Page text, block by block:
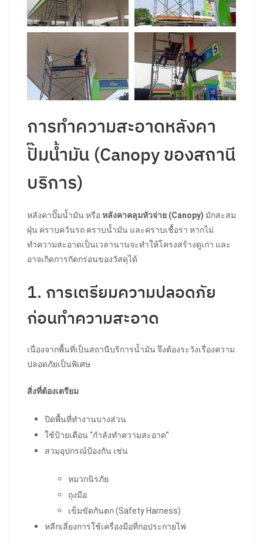
การทำความสะอาดหลังคา
ปั๊มน้ำมัน (Canopy ของสถานี
บริการ)
หลังคาปั๊มน้ำมัน หรือหลังคาคลุมหัวจ่าย (Canopy) มักสะสม
ฝุ่น คราบควันรถ คราบน้ำมัน และคราบเชื้อรา หากไม่
ทำความสะอาดเป็นเวลานานจะทำให้โครงสร้างดูเก่า และ
อาจเกิดการกัดกร่อนของวัสดุได้
1. การเตรียมความปลอดภัย
ก่อนทำความสะอาด
เนื่องจากพื้นที่เป็นสถานีบริการน้ำมัน จึงต้องระวังเรื่องความ
ปลอดภัยเป็นพิเศษ
สิ่งที่ต้องเตรียม
ปิดพื้นที่ทำงานบางส่วน
ใช้ป้ายเตือน “กำลังทำความสะอาด”
สวมอุปกรณ์ป้องกัน เช่น
หมวกนิรภัย
ถุงมือ
เข็มขัดกันตก (Safety Harness)
หลีกเลี่ยงการใช้เครื่องมือที่ก่อประกายไฟ